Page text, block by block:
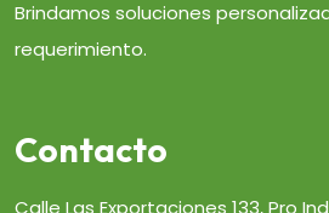
Brindamos soluciones
requerimiento.
Contacto
Calle Las Exportaciones 133, Pro